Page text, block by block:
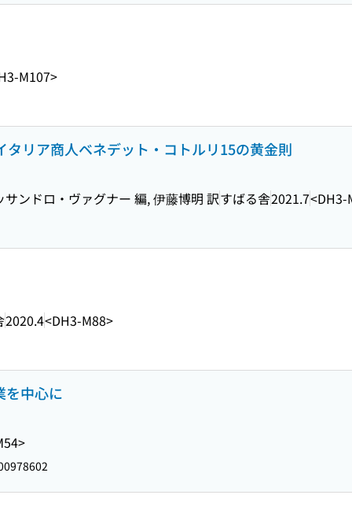
M107>
タリア商人ベネデット・コトルリ15の黄金則
ンドロ・ヴァグナー 編, 伊藤博明 訳すばる舎2021.7<DH3-
2020.4<DH3-M88>
を中心に